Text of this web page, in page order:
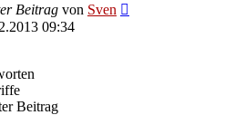
Beitrag von Sven
09:34
Beitrag